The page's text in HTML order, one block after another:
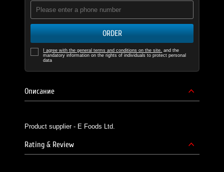
ORDER
I agree with the general terms and conditions on the site. and the
mandatory information on the rights of individuals to protect personal
data
Описание
Product supplier - E Foods Ltd.
Rating & Review